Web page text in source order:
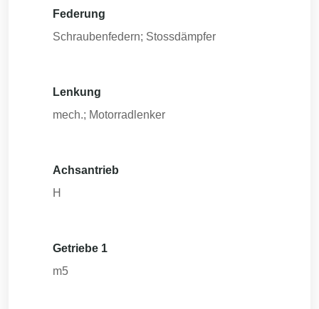
Federung
Schraubenfedern; Stossdämpfer
Lenkung
mech.; Motorradlenker
Achsantrieb
H
Getriebe 1
m5